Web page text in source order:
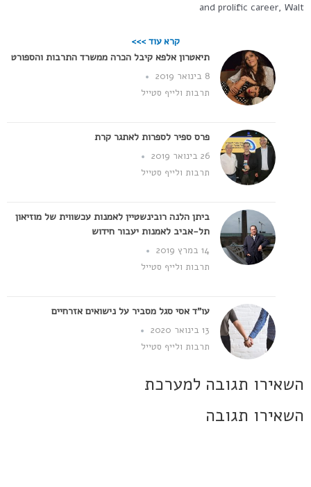
and prolific career, Walt
קרא עוד >>>
תיאטרון אלפא קיבל הכרה ממשרד התרבות והספורט
8 בינואר 2019
תרבות ולייף סטייל
פרס ספיר לספרות לאתגר קרת
26 בינואר 2019
תרבות ולייף סטייל
ביתן הלנה רובינשטיין לאמנות עכשווית של מוזיאון
תל-אביב לאמנות יעבור חידוש
14 במרץ 2019
תרבות ולייף סטייל
עו"ד אסי סגל מסביר על נישואים אזרחיים
13 בינואר 2020
תרבות ולייף סטייל
השאירו תגובה למערכת
השאירו תגובה